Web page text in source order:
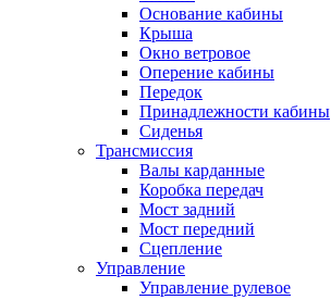
Основание кабины
Крыша
Окно ветровое
Оперение кабины
Передок
Принадлежности кабины
Сиденья
Трансмиссия
Валы карданные
Коробка передач
Мост задний
Мост передний
Сцепление
Управление
Управление рулевое